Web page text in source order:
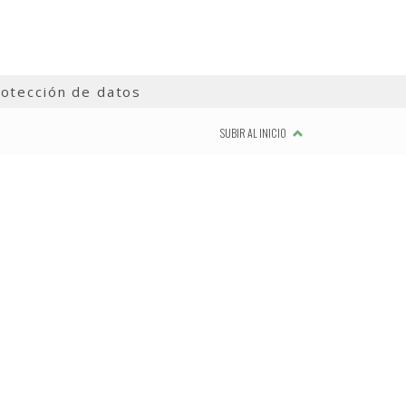
de datos
SUBIR AL INICIO